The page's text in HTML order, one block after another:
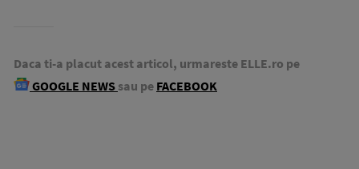
Daca ti-a placut acest articol, urmareste ELLE.ro pe
GOOGLE NEWS sau pe FACEBOOK